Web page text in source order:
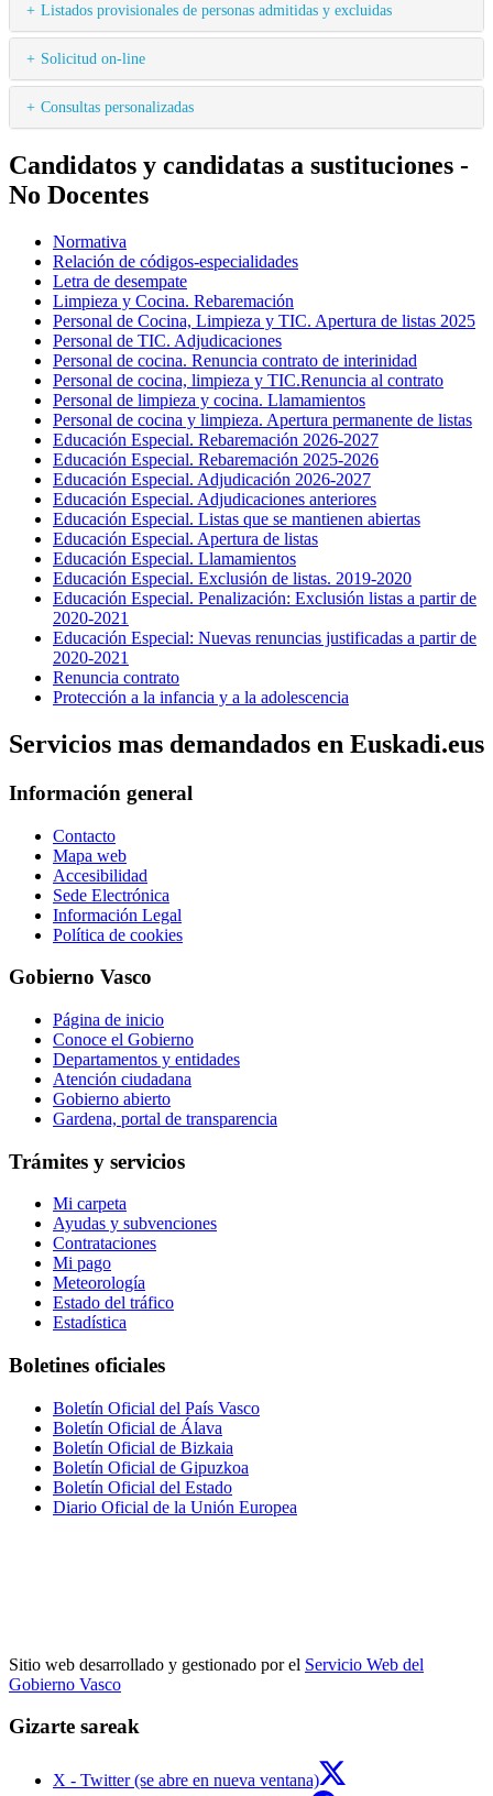
Listados provisionales de personas admitidas y excluidas
Solicitud on-line
Consultas personalizadas
Candidatos y candidatas a sustituciones -
No Docentes
Normativa
Relación de códigos-especialidades
Letra de desempate
Limpieza y Cocina. Rebaremación
Personal de Cocina, Limpieza y TIC. Apertura de listas 2025
Personal de TIC. Adjudicaciones
Personal de cocina. Renuncia contrato de interinidad
Personal de cocina, limpieza y TIC.Renuncia al contrato
Personal de limpieza y cocina. Llamamientos
Personal de cocina y limpieza. Apertura permanente de listas
Educación Especial. Rebaremación 2026-2027
Educación Especial. Rebaremación 2025-2026
Educación Especial. Adjudicación 2026-2027
Educación Especial. Adjudicaciones anteriores
Educación Especial. Listas que se mantienen abiertas
Educación Especial. Apertura de listas
Educación Especial. Llamamientos
Educación Especial. Exclusión de listas. 2019-2020
Educación Especial. Penalización: Exclusión listas a partir de
2020-2021
Educación Especial: Nuevas renuncias justificadas a partir de
2020-2021
Renuncia contrato
Protección a la infancia y a la adolescencia
Servicios mas demandados en Euskadi.eus
Información general
Contacto
Mapa web
Accesibilidad
Sede Electrónica
Información Legal
Política de cookies
Gobierno Vasco
Página de inicio
Conoce el Gobierno
Departamentos y entidades
Atención ciudadana
Gobierno abierto
Gardena, portal de transparencia
Trámites y servicios
Mi carpeta
Ayudas y subvenciones
Contrataciones
Mi pago
Meteorología
Estado del tráfico
Estadística
Boletines oficiales
Boletín Oficial del País Vasco
Boletín Oficial de Álava
Boletín Oficial de Bizkaia
Boletín Oficial de Gipuzkoa
Boletín Oficial del Estado
Diario Oficial de la Unión Europea
Sitio web desarrollado y gestionado por el Servicio Web del
Gobierno Vasco
Gizarte sareak
X - Twitter (se abre en nueva ventana)